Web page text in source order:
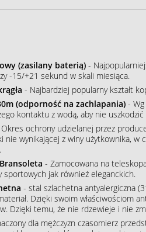
(zasilany baterią)-
-15/+21 sekund w skali miesiąca.
- Najbardziej popularny kształt
(odporność na zachlapania)- Wg
kontaktu z wodą, aby nie uszkodzić
ochrony udzielanej przez
nie wynikającej z winy użytkownika, w
- Zamocowana na
sportowych jak również eleganckich.
- stal szlachetna antyalergiczna
Dzięki swoim właściwościom
Dzięki temu, że nie rdzewieje i nie
dla mężczyzn czasomierz